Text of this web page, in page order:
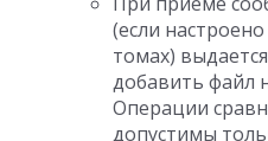
(если
томах)
добавить файл
Операции
допустимы